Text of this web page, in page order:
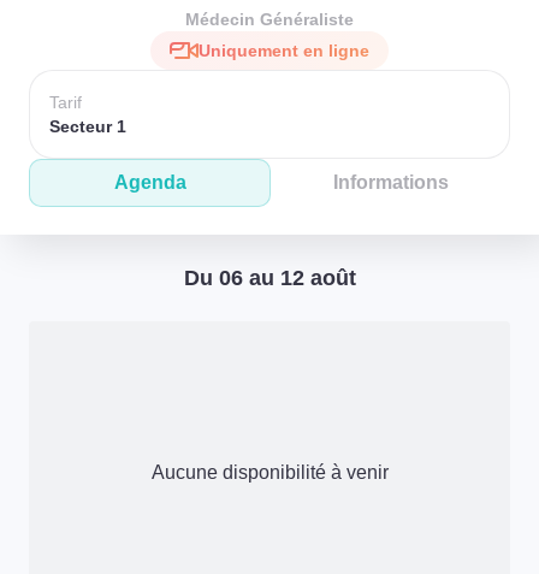
Médecin Généraliste
Uniquement en ligne
Tarif
Secteur 1
Agenda Informations
Du 06 au 12 août
Aucune disponibilité à venir